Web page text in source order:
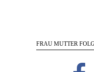
FRAU MUTTER